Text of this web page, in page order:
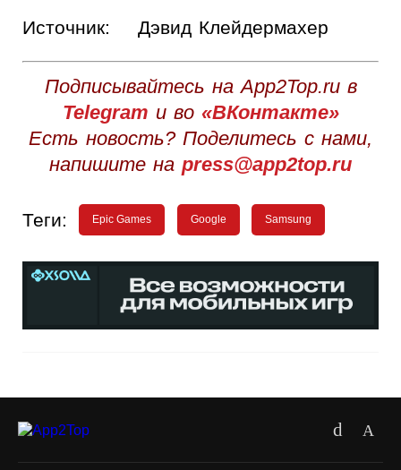
Источник: Дэвид Клейдермахер
Подписывайтесь на App2Top.ru в
Telegram и во «ВКонтакте»
Есть новость? Поделитесь с нами,
напишите на press@app2top.ru
Теги: Epic Games Google Samsung